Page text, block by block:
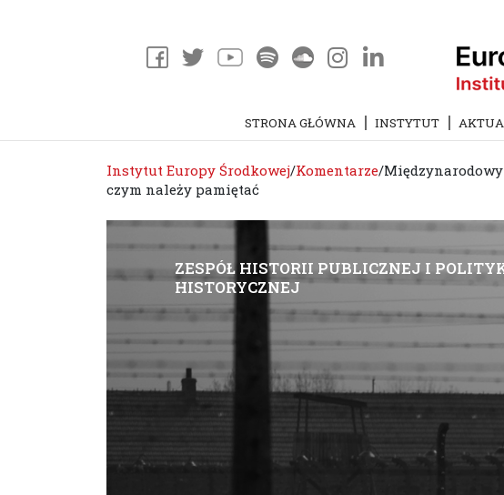
STRONA GŁÓWNA INSTYTUT
Instytut Europy Środkowej/Komentarze/
czym należy pamiętać
ZESPÓŁ HISTORII PUBLICZNEJ I
HISTORYCZNEJ